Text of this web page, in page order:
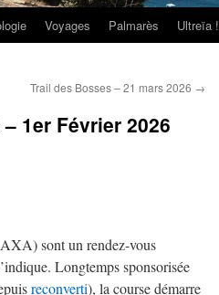
Voyages Palmarès Ultreïa !
Trail des Bosses – 21 mars 2026 →
1er Février 2026
sont un rendez-vous
Longtemps sponsorisée
reconverti), la course démarre